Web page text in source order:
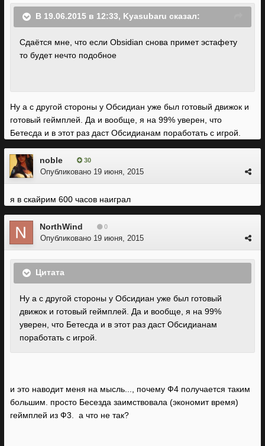
В 19.06.2015 в 12:33, Kyasubaru сказал:
Сдаётся мне, что если Obsidian снова примет эстафету
то будет нечто подобное
Ну а с другой стороны у Обсидиан уже был готовый движок и
готовый геймплей. Да и вообще, я на 99% уверен, что
Бетесда и в этот раз даст Обсидианам поработать с игрой.
noble 30
Опубликовано 19 июня, 2015
я в скайрим 600 часов наиграл
NorthWind 0
Опубликовано 19 июня, 2015
Цитата
Ну а с другой стороны у Обсидиан уже был готовый
движок и готовый геймплей. Да и вообще, я на 99%
уверен, что Бетесда и в этот раз даст Обсидианам
поработать с игрой.
и это наводит меня на мысль..., почему Ф4 получается таким
большим. просто Бесезда заимствовала (экономит время)
геймплей из Ф3. а что не так?